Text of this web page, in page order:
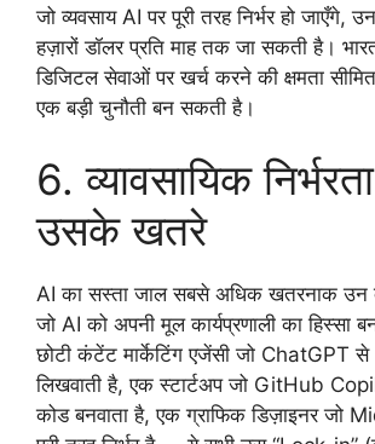
जो व्यवसाय AI पर पूरी तरह निर्भर हो जाएँगे,
हज़ारों डॉलर प्रति माह तक जा सकती है।
डिजिटल सेवाओं पर खर्च करने की क्षमता
एक बड़ी चुनौती बन सकती है।
6. व्यावसायिक
उसके खतरे
AI का सस्ता जाल सबसे अधिक खतरनाक उन
जो AI को अपनी मूल कार्यप्रणाली का हिस्सा
छोटी कंटेंट मार्केटिंग एजेंसी जो ChatGPT
लिखवाती है, एक स्टार्टअप जो GitHub
कोड बनवाता है, एक ग्राफिक डिज़ाइनर जो